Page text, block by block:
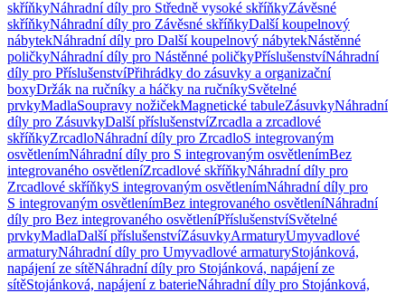
skříňkyNáhradní díly pro Středně vysoké skříňkyZávěsné
skříňkyNáhradní díly pro Závěsné skříňkyDalší koupelnový
nábytekNáhradní díly pro Další koupelnový nábytekNástěnné
poličkyNáhradní díly pro Nástěnné poličkyPříslušenstvíNáhradní
díly pro PříslušenstvíPřihrádky do zásuvky a organizační
boxyDržák na ručníky a háčky na ručníkySvětelné
prvkyMadlaSoupravy nožičekMagnetické tabuleZásuvkyNáhradní
díly pro ZásuvkyDalší příslušenstvíZrcadla a zrcadlové
skříňkyZrcadloNáhradní díly pro ZrcadloS integrovaným
osvětlenímNáhradní díly pro S integrovaným osvětlenímBez
integrovaného osvětleníZrcadlové skříňkyNáhradní díly pro
Zrcadlové skříňkyS integrovaným osvětlenímNáhradní díly pro
S integrovaným osvětlenímBez integrovaného osvětleníNáhradní
díly pro Bez integrovaného osvětleníPříslušenstvíSvětelné
prvkyMadlaDalší příslušenstvíZásuvkyArmaturyUmyvadlové
armaturyNáhradní díly pro Umyvadlové armaturyStojánková,
napájení ze sítěNáhradní díly pro Stojánková, napájení ze
sítěStojánková, napájení z baterieNáhradní díly pro Stojánková,